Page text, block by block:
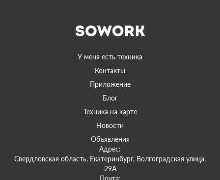
У меня есть техника
Контакты
Приложение
Блог
Техника на карте
Новости
Объявления
Адрес:
Свердловская область, Екатеринбург, Волгоградская улица,
29А
Почта: